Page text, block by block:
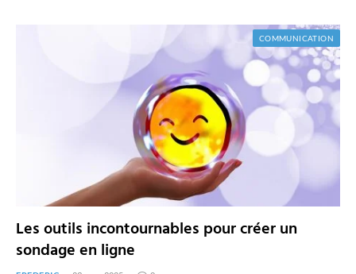
COMMUNICATION
Les outils incontournables pour créer un
sondage en ligne